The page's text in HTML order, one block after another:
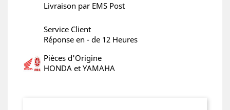
Livraison par EMS Post
Service Client
Réponse en - de 12 Heures
Pièces d'Origine
HONDA et YAMAHA